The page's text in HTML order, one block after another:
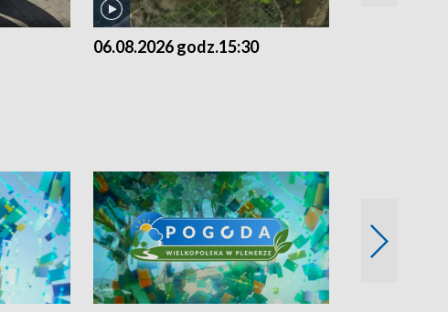
06.08.2026 godz.15:30